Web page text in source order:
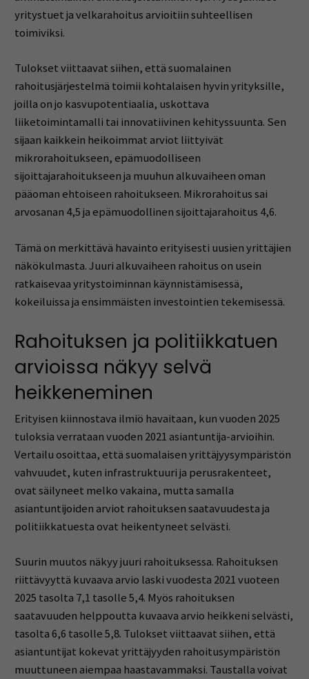
yritystuet ja velkarahoitus arvioitiin suhteellisen
toimiviksi.
Tulokset viittaavat siihen, että suomalainen
rahoitusjärjestelmä toimii kohtalaisen hyvin yrityksille,
joilla on jo kasvupotentiaalia, uskottava
liiketoimintamalli tai innovatiivinen kehityssuunta. Sen
sijaan kaikkein heikoimmat arviot liittyivät
mikrorahoitukseen, epämuodolliseen
sijoittajarahoitukseen ja muuhun alkuvaiheen oman
pääoman ehtoiseen rahoitukseen. Mikrorahoitus sai
arvosanan 4,5 ja epämuodollinen sijoittajarahoitus 4,6.
Tämä on merkittävä havainto erityisesti uusien yrittäjien
näkökulmasta. Juuri alkuvaiheen rahoitus on usein
ratkaisevaa yritystoiminnan käynnistämisessä,
kokeiluissa ja ensimmäisten investointien tekemisessä.
Rahoituksen ja politiikkatuen
arvioissa näkyy selvä
heikkeneminen
Erityisen kiinnostava ilmiö havaitaan, kun vuoden 2025
tuloksia verrataan vuoden 2021 asiantuntija-arvioihin.
Vertailu osoittaa, että suomalaisen yrittäjyysympäristön
vahvuudet, kuten infrastruktuuri ja perusrakenteet,
ovat säilyneet melko vakaina, mutta samalla
asiantuntijoiden arviot rahoituksen saatavuudesta ja
politiikkatuesta ovat heikentyneet selvästi.
Suurin muutos näkyy juuri rahoituksessa. Rahoituksen
riittävyyttä kuvaava arvio laski vuodesta 2021 vuoteen
2025 tasolta 7,1 tasolle 5,4. Myös rahoituksen
saatavuuden helppoutta kuvaava arvio heikkeni selvästi,
tasolta 6,6 tasolle 5,8. Tulokset viittaavat siihen, että
asiantuntijat kokevat yrittäjyyden rahoitusympäristön
muuttuneen aiempaa haastavammaksi. Taustalla voivat